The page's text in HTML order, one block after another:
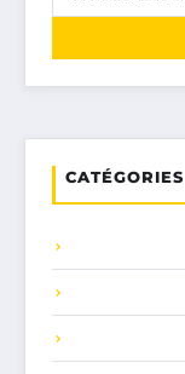
CATÉGORIES